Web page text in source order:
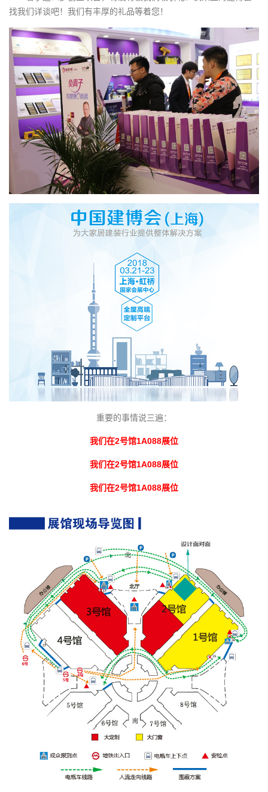
找我们详谈吧！我们有丰厚的礼品等着您！
重要的事情说三遍：
我们在2号馆1A088展位
我们在2号馆1A088展位
我们在2号馆1A088展位